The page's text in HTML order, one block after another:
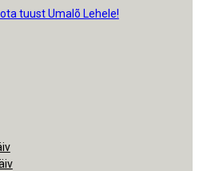
tuust Umalõ Lehele!